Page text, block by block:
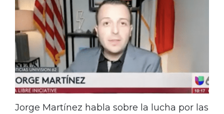
Jorge Martínez habla sobre la lucha por las